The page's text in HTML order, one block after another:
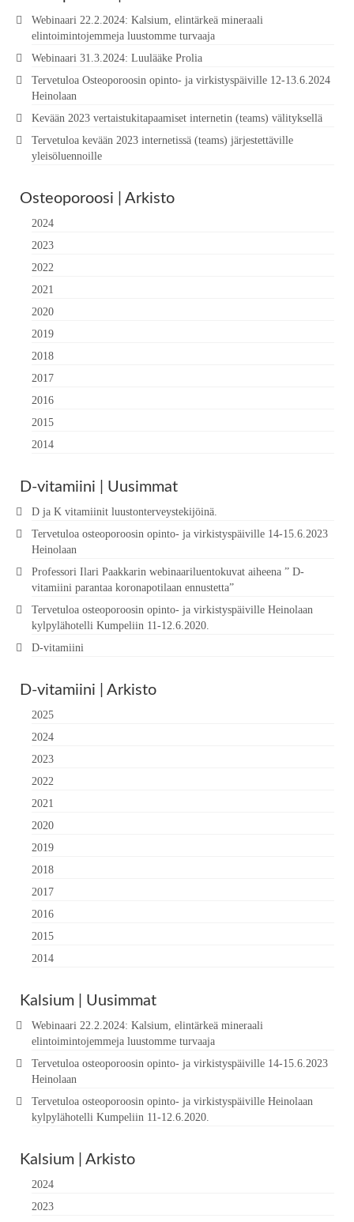
Webinaari 22.2.2024: Kalsium, elintärkeä mineraali
elintoimintojemmeja luustomme turvaaja
Webinaari 31.3.2024: Luulääke Prolia
Tervetuloa Osteoporoosin opinto- ja virkistyspäiville 12-13.6.2024
Heinolaan
Kevään 2023 vertaistukitapaamiset internetin (teams) välityksellä
Tervetuloa kevään 2023 internetissä (teams) järjestettäville
yleisöluennoille
Osteoporoosi | Arkisto
2024
2023
2022
2021
2020
2019
2018
2017
2016
2015
2014
D-vitamiini | Uusimmat
D ja K vitamiinit luustonterveystekijöinä.
Tervetuloa osteoporoosin opinto- ja virkistyspäiville 14-15.6.2023
Heinolaan
Professori Ilari Paakkarin webinaariluentokuvat aiheena ” D-
vitamiini parantaa koronapotilaan ennustetta”
Tervetuloa osteoporoosin opinto- ja virkistyspäiville Heinolaan
kylpylähotelli Kumpeliin 11-12.6.2020.
D-vitamiini
D-vitamiini | Arkisto
2025
2024
2023
2022
2021
2020
2019
2018
2017
2016
2015
2014
Kalsium | Uusimmat
Webinaari 22.2.2024: Kalsium, elintärkeä mineraali
elintoimintojemmeja luustomme turvaaja
Tervetuloa osteoporoosin opinto- ja virkistyspäiville 14-15.6.2023
Heinolaan
Tervetuloa osteoporoosin opinto- ja virkistyspäiville Heinolaan
kylpylähotelli Kumpeliin 11-12.6.2020.
Kalsium | Arkisto
2024
2023